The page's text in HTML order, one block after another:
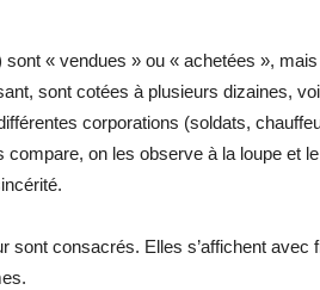
« vendues » ou « achetées »,
sont cotées à plusieurs dizaines,
corporations (soldats,
on les observe à la loupe et
sont consacrés. Elles s’affichent avec